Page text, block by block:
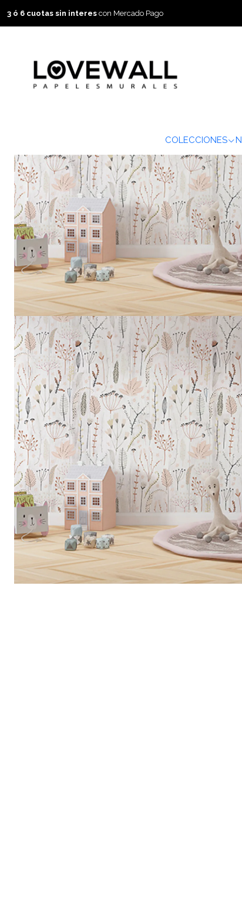
COLECCIONES
3 ó 6 cuotas sin interes con Mercado Pago